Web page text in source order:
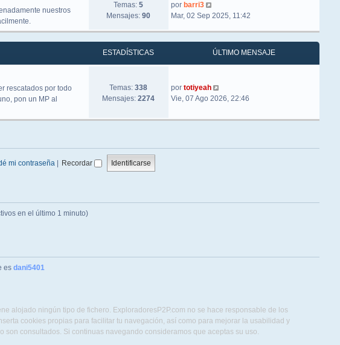
nuestros
Temas: 5
Mensajes: 90
por barri3
Mar, 02 Sep 2025, 11:42
ESTADÍSTICAS ÚLTIMO MENSAJE
rescatados por todo
pon un MP al
Temas: 338
Mensajes: 2274
por totiyeah
Vie, 07 Ago 2026, 22:46
mi contraseña Recordar
en el último 1 minuto)
es dani5401
alojado ningún tipo de fichero. ExploradoresP2P.com no se hace responsable de los
cookies propias para facilitar tu navegación, así como para mejorar la usabilidad y
consultados. Si continuas navegando consideramos que aceptas su uso.